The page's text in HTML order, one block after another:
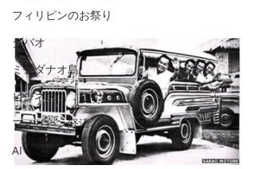
フィリピンのお祭り
ダバオ
ミンダナオ島
ビジネス
フィリピン経済
AI